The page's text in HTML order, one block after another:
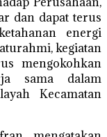
dan dapat terus
energi
kegiatan
mengokohkan
sama dalam
Kecamatan